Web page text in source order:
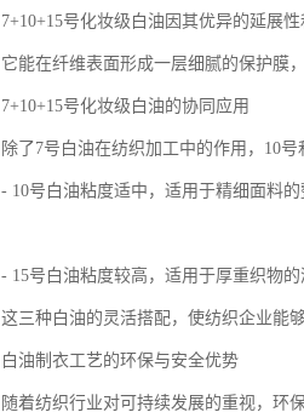
7+10+15号化妆级白油因其优异的延展
它能在纤维表面形成一层细腻的保护膜
7+10+15号化妆级白油的协同应用
除了7号白油在纺织加工中的作用，10
- 10号白油粘度适中，适用于精细面料
- 15号白油粘度较高，适用于厚重织物
这三种白油的灵活搭配，使纺织企业能
白油制衣工艺的环保与安全优势
随着纺织行业对可持续发展的重视，环